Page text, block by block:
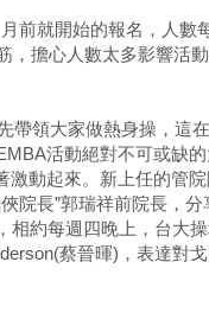
前就開始的報名，人數
，擔心人數太多影響活
帶領大家做熱身操，這
活動絕對不可或缺
激動起來。新上任的管
院長”郭瑞祥前院長，
相約每週四晚上，台大
蔡晉暉)，表達對戈